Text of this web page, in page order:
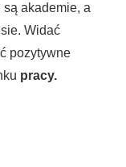
akademie, a
Widać
pozytywne
pracy.